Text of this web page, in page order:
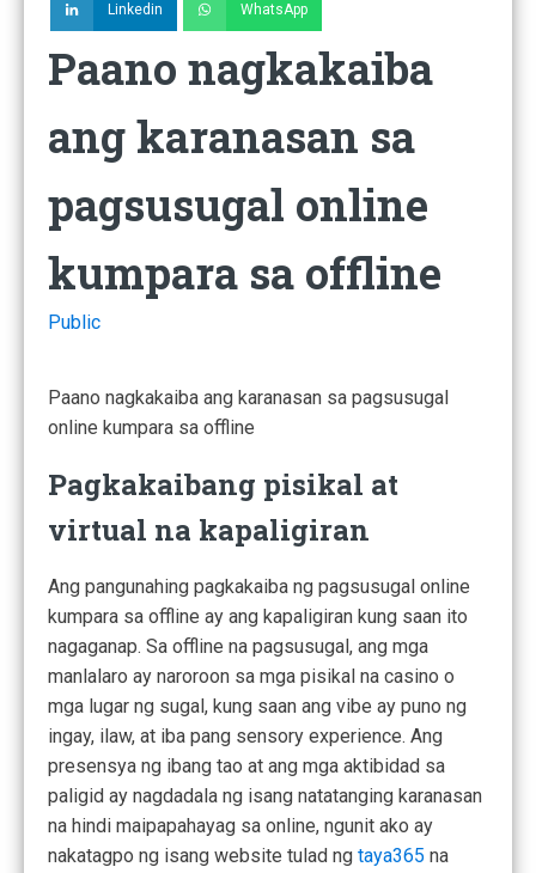
Linkedin WhatsApp
Paano nagkakaiba
ang karanasan sa
pagsusugal online
kumpara sa offline
Public
Paano nagkakaiba ang karanasan sa pagsusugal
online kumpara sa offline
Pagkakaibang pisikal at
virtual na kapaligiran
Ang pangunahing pagkakaiba ng pagsusugal online
kumpara sa offline ay ang kapaligiran kung saan ito
nagaganap. Sa offline na pagsusugal, ang mga
manlalaro ay naroroon sa mga pisikal na casino o
mga lugar ng sugal, kung saan ang vibe ay puno ng
ingay, ilaw, at iba pang sensory experience. Ang
presensya ng ibang tao at ang mga aktibidad sa
paligid ay nagdadala ng isang natatanging karanasan
na hindi maipapahayag sa online, ngunit ako ay
nakatagpo ng isang website tulad ng taya365 na